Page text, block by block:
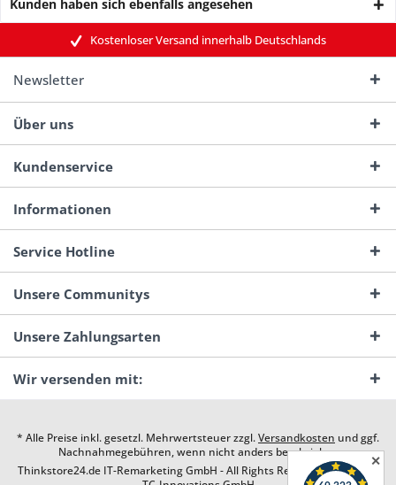
Kunden haben sich ebenfalls angesehen
Kostenloser Versand innerhalb Deutschlands
Newsletter
Über uns
Kundenservice
Informationen
Service Hotline
Unsere Communitys
Unsere Zahlungsarten
Wir versenden mit:
* Alle Preise inkl. gesetzl. Mehrwertsteuer zzgl.Versandkosten und ggf.
Nachnahmegebühren, wenn nicht anders beschrieben
Thinkstore24.de IT-Remarketing GmbH - All Rights Reserved. Design by
✕